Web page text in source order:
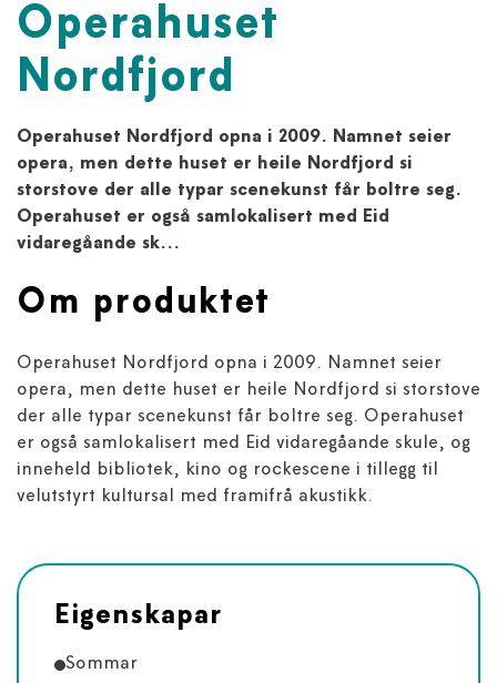
Operahuset
Nordfjord
Operahuset Nordfjord opna i 2009. Namnet seier
opera, men dette huset er heile Nordfjord si
storstove der alle typar scenekunst får boltre seg.
Operahuset er også samlokalisert med Eid
vidaregåande sk...
Om produktet
Operahuset Nordfjord opna i 2009. Namnet seier
opera, men dette huset er heile Nordfjord si storstove
der alle typar scenekunst får boltre seg. Operahuset
er også samlokalisert med Eid vidaregåande skule, og
inneheld bibliotek, kino og rockescene i tillegg til
velutstyrt kultursal med framifrå akustikk.
Eigenskapar
Sommar